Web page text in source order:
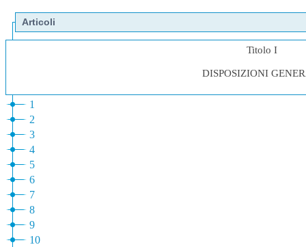
Articoli
Titolo I
DISPOSIZIONI
1
2
3
4
5
6
7
8
9
10